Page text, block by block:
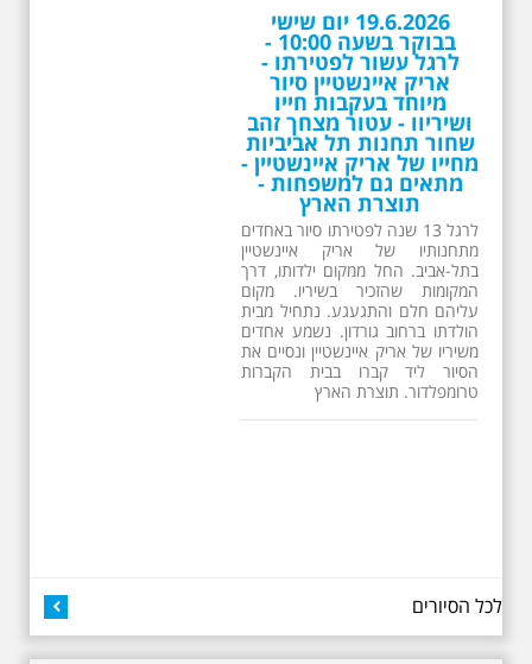
19.6.2026 יום שישי
בבוקר בשעה 10:00 -
לרגל עשור לפטירתו -
אריק איינשטיין סיור
מיוחד בעקבות חייו
ושיריוו - עטור מצחך זהב
שחור תחנות תל אביביות
מחייו של אריק איינשטיין -
מתאים גם למשפחות -
תוצרת הארץ
לרגל 13 שנה לפטירתו סיור באחדים
מתחנותיו של אריק איינשטיין
בתל-אביב. החל ממקום ילדותו, דרך
המקומות שהזכיר בשיריו. מקום
עליהם חלם והתגעגע. נתחיל מבית
הולדתו ברחוב גורדון. נשמע אחדים
משיריו של אריק איינשטיין ונסיים את
הסיור ליד קברו בבית הקברות
טרומפלדור. תוצרת הארץ
סיור מיוחד בעקבות חייו
לכל הסיורים